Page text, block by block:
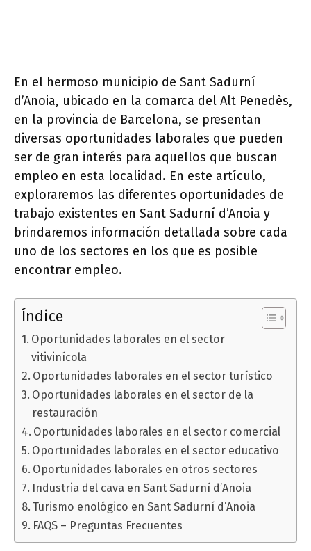
En el hermoso municipio de Sant Sadurní
d’Anoia, ubicado en la comarca del Alt Penedès,
en la provincia de Barcelona, se presentan
diversas oportunidades laborales que pueden
ser de gran interés para aquellos que buscan
empleo en esta localidad. En este artículo,
exploraremos las diferentes oportunidades de
trabajo existentes en Sant Sadurní d’Anoia y
brindaremos información detallada sobre cada
uno de los sectores en los que es posible
encontrar empleo.
Índice
Oportunidades laborales en el sector
vitivinícola
Oportunidades laborales en el sector turístico
Oportunidades laborales en el sector de la
restauración
Oportunidades laborales en el sector comercial
Oportunidades laborales en el sector educativo
Oportunidades laborales en otros sectores
Industria del cava en Sant Sadurní d’Anoia
Turismo enológico en Sant Sadurní d’Anoia
FAQS – Preguntas Frecuentes